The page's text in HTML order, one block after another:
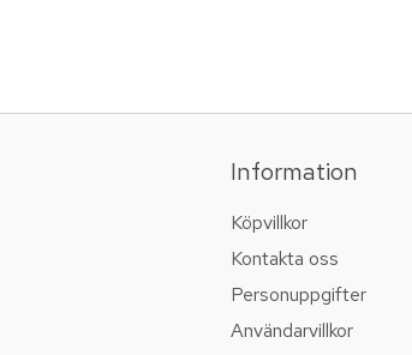
Information
Köpvillkor
Kontakta oss
Personuppgifter
Användarvillkor